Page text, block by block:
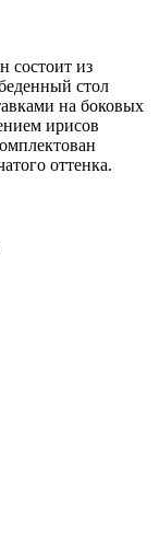
состоит из
стол
на боковых
ирисов
оттенка.